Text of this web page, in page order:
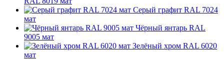
Серый графит RAL 7024
мат
Чёрный янтарь RAL
9005 мат
Зелёный хром RAL 6020
мат